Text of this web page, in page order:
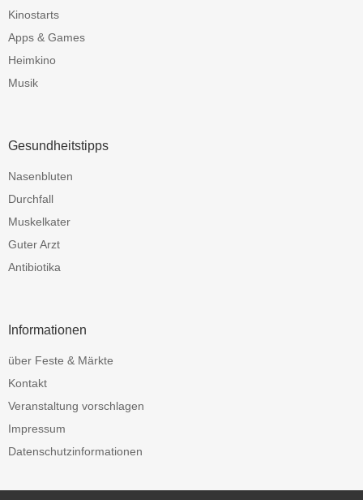
Kinostarts
Apps & Games
Heimkino
Musik
Gesundheitstipps
Nasenbluten
Durchfall
Muskelkater
Guter Arzt
Antibiotika
Informationen
über Feste & Märkte
Kontakt
Veranstaltung vorschlagen
Impressum
Datenschutzinformationen